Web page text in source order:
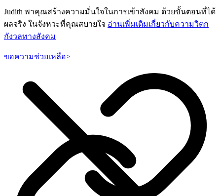
Judith พาคุณสร้างความมั่นใจในการเข้าสังคม ด้วยขั้นตอนที่ได้
ผลจริง ในจังหวะที่คุณสบายใจ อ่านเพิ่มเติมเกี่ยวกับความวิตก
กังวลทางสังคม
ขอความช่วยเหลือ>